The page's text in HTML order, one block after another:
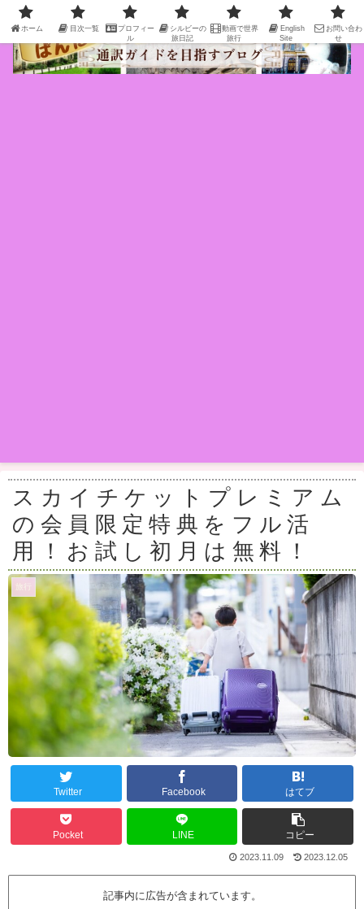
スカイチケットプレミアム
の会員限定特典をフル活
用！お試し初月は無料！
旅行
Twitter Facebook はてブ
Pocket LINE コピー
2023.11.09 2023.12.05
記事内に広告が含まれています。
ホーム 目次一覧
プロフィー
ル
シルビーの
旅日記
動画で世界
旅行
English
Site
お問い合わ
せ